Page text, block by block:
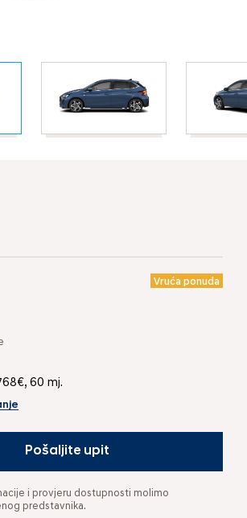
Vruća ponuda
60 mj.
Pošaljite upit
i provjeru dostupnosti molimo
predstavnika.